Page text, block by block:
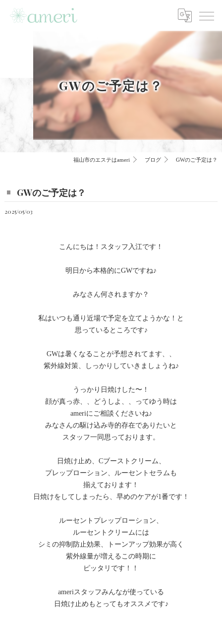
GWのご予定は？
福山市のエステはameri ブログ GWのご予定は？
GWのご予定は？
2025/05/03
こんにちは！スタッフ入江です！
明日から本格的にGWですね♪
みなさん何されますか？
私はいつも通り近場で予定を立てようかな！と
思っているところです♪
GWは暑くなることが予想されてます、、
紫外線対策、しっかりしていきましょうね♪
うっかり日焼けした〜！
顔が真っ赤、、どうしよ、、ってゆう時は
ameriにご相談くださいね♪
みなさんの駆け込み寺的存在でありたいと
スタッフ一同思っております。
日焼け止め、Cブーストクリーム、
プレップローション、ルーセントセラムも
揃えております！
日焼けをしてしまったら、早めのケアが1番です！
ルーセントプレップローション、
ルーセントクリームには
シミの抑制防止効果、トーンアップ効果が高く
紫外線量が増えるこの時期に
ピッタリです！！
ameriスタッフみんなが使っている
日焼け止めもとってもオススメです♪